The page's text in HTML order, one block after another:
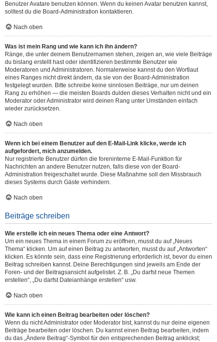
Benutzer Avatare benutzen können. Wenn du keinen Avatar benutzen kannst,
solltest du die Board-Administration kontaktieren.
Nach oben
Was ist mein Rang und wie kann ich ihn ändern?
Ränge, die unter deinem Benutzernamen stehen, zeigen an, wie viele Beiträge
du bislang erstellt hast oder identifizieren bestimmte Benutzer wie
Moderatoren und Administratoren. Normalerweise kannst du den Wortlaut
eines Ranges nicht direkt ändern, da sie von der Board-Administration
festgelegt wurden. Bitte schreibe keine sinnlosen Beiträge, nur um deinen
Rang zu erhöhen — die meisten Boards dulden dieses Verhalten nicht und ein
Moderator oder Administrator wird deinen Rang unter Umständen einfach
wieder zurücksetzen.
Nach oben
Wenn ich bei einem Benutzer auf den E-Mail-Link klicke, werde ich
aufgefordert, mich anzumelden.
Nur registrierte Benutzer dürfen die foreninterne E-Mail-Funktion für
Nachrichten an andere Benutzer nutzen, falls diese von der Board-
Administration freigeschaltet wurde. Diese Maßnahme soll den Missbrauch
dieses Systems durch Gäste verhindern.
Nach oben
Beiträge schreiben
Wie erstelle ich ein neues Thema oder eine Antwort?
Um ein neues Thema in einem Forum zu eröffnen, musst du auf „Neues
Thema“ klicken. Um auf einen Beitrag zu antworten, musst du auf „Antworten“
klicken. Es könnte sein, dass eine Registrierung erforderlich ist, bevor du einen
Beitrag schreiben kannst. Deine Berechtigungen sind jeweils am Ende der
Foren- und der Beitragsansicht aufgelistet. Z. B. „Du darfst neue Themen
erstellen“, „Du darfst Dateianhänge erstellen“ usw.
Nach oben
Wie kann ich einen Beitrag bearbeiten oder löschen?
Wenn du nicht Administrator oder Moderator bist, kannst du nur deine eigenen
Beiträge bearbeiten oder löschen. Du kannst einen Beitrag bearbeiten, indem
du das „Ändere Beitrag“-Symbol für den entsprechenden Beitrag anklickst;